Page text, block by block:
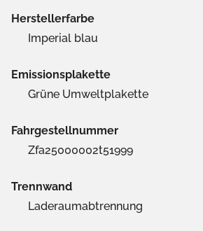
Herstellerfarbe
Imperial blau
Emissionsplakette
Grüne Umweltplakette
Fahrgestellnummer
Zfa25000002t51999
Trennwand
Laderaumabtrennung